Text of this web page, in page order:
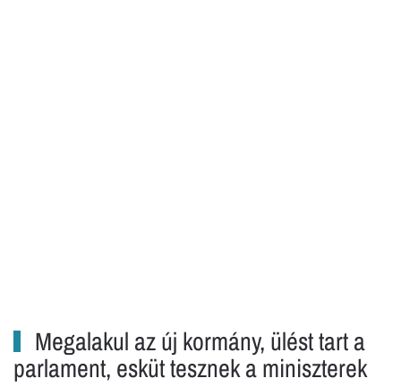
Megalakul az új kormány, ülést tart a
parlament, esküt tesznek a miniszterek